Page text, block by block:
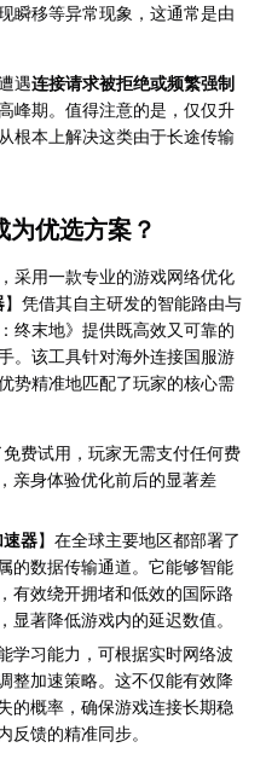
瞬移等异常现象，这通常是由
遇连接请求被拒绝或频繁强制
峰期。值得注意的是，仅仅升
根本上解决这类由于长途传输
为优选方案？
采用一款专业的游戏网络优化
】凭借其自主研发的智能路由与
终末地》提供既高效又可靠的
。该工具针对海外连接国服游
势精准地匹配了玩家的核心需
免费试用，玩家无需支付任何费
亲身体验优化前后的显著差
速器】在全球主要地区都部署了
的数据传输通道。它能够智能
有效绕开拥堵和低效的国际路
显著降低游戏内的延迟数值。
学习能力，可根据实时网络波
整加速策略。这不仅能有效降
的概率，确保游戏连接长期稳
反馈的精准同步。